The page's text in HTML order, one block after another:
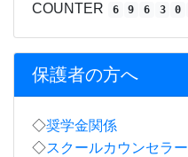
COUNTER 6 9 6 3 0
保護者の方へ
◇奨学金関係
◇スクールカウンセラー